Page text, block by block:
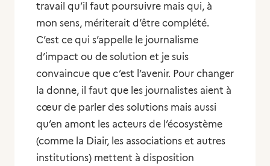
travail qu’il faut poursuivre mais qui, à
mon sens, mériterait d’être complété.
C’est ce qui s’appelle le journalisme
d’impact ou de solution et je suis
convaincue que c’est l’avenir. Pour changer
la donne, il faut que les journalistes aient à
cœur de parler des solutions mais aussi
qu’en amont les acteurs de l’écosystème
(comme la Diair, les associations et autres
institutions) mettent à disposition